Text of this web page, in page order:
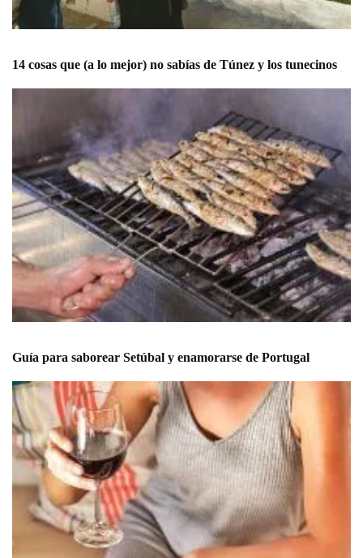
14 cosas que (a lo mejor) no sabías de Túnez y los tunecinos
Guía para saborear Setúbal y enamorarse de Portugal